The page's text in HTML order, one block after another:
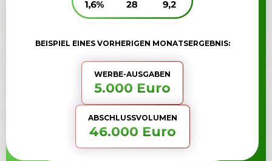
BEISPIEL EINES VORHERIGEN MONATSERGEBNIS:
WERBE-AUSGABEN
5.000 Euro
ABSCHLUSS­VOLUMEN
46.000 Euro